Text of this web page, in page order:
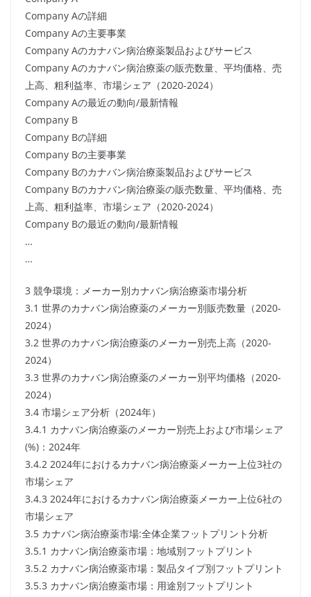
Company Aの詳細
Company Aの主要事業
Company Aのカナバン病治療薬製品およびサービス
Company Aのカナバン病治療薬の販売数量、平均価格、売
上高、粗利益率、市場シェア（2020-2024）
Company Aの最近の動向/最新情報
Company B
Company Bの詳細
Company Bの主要事業
Company Bのカナバン病治療薬製品およびサービス
Company Bのカナバン病治療薬の販売数量、平均価格、売
上高、粗利益率、市場シェア（2020-2024）
Company Bの最近の動向/最新情報
…
…
3 競争環境：メーカー別カナバン病治療薬市場分析
3.1 世界のカナバン病治療薬のメーカー別販売数量（2020-
2024）
3.2 世界のカナバン病治療薬のメーカー別売上高（2020-
2024）
3.3 世界のカナバン病治療薬のメーカー別平均価格（2020-
2024）
3.4 市場シェア分析（2024年）
3.4.1 カナバン病治療薬のメーカー別売上および市場シェア
(%)：2024年
3.4.2 2024年におけるカナバン病治療薬メーカー上位3社の
市場シェア
3.4.3 2024年におけるカナバン病治療薬メーカー上位6社の
市場シェア
3.5 カナバン病治療薬市場:全体企業フットプリント分析
3.5.1 カナバン病治療薬市場：地域別フットプリント
3.5.2 カナバン病治療薬市場：製品タイプ別フットプリント
3.5.3 カナバン病治療薬市場：用途別フットプリント